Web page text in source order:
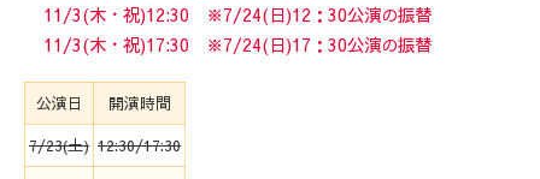
11/3(木・祝)12:30 ※7/24(日)12：30公演の振替
11/3(木・祝)17:30 ※7/24(日)17：30公演の振替
公演日 開演時間
7/23(土) 12:30/17:30